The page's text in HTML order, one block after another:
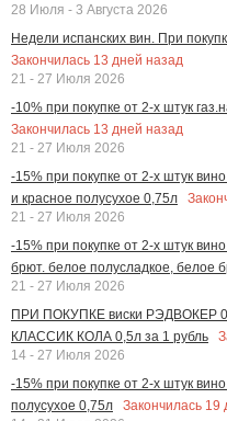
28 Июля - 3 Августа 2026
Недели испанских вин. При
Закончилась 13 дней назад
21 - 27 Июля 2026
-10% при покупке от 2-х штук
Закончилась 13 дней назад
21 - 27 Июля 2026
-15% при покупке от 2-х штук
и красное полусухое 0,75л
21 - 27 Июля 2026
-15% при покупке от 2-х штук
брют. белое полусладкое, белое
21 - 27 Июля 2026
ПРИ ПОКУПКЕ виски РЭДВОКЕР
КЛАССИК КОЛА 0,5л за 1 рубль
14 - 27 Июля 2026
-15% при покупке от 2-х штук
полусухое 0,75л
Закончилась 19